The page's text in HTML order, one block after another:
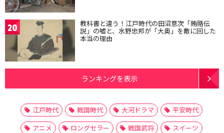
20 教科書と違う！江戸時代の田沼意次「賄賂伝
説」の嘘と、水野忠邦が「大奥」を敵に回した
本当の理由
ランキングを表示
江戸時代 戦国時代 大河ドラマ
平安時代
アニメ
ロングセラー 戦国武将
スイーツ